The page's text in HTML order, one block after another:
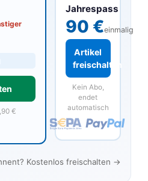
Jahrespass
90 €einmalig
Artikel
freischalten
Kein Abo,
endet
automatisch
€
Kostenlos freischalten →